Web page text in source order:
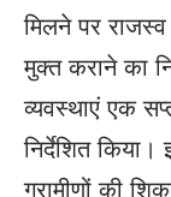
मिलने पर
मुक्त कराने का
व्यवस्थाएं एक
निर्देशित
ग्रामीणों की